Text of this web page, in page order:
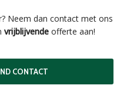
Neem dan contact met ons
vrijblijvende offerte aan!
CONTACT